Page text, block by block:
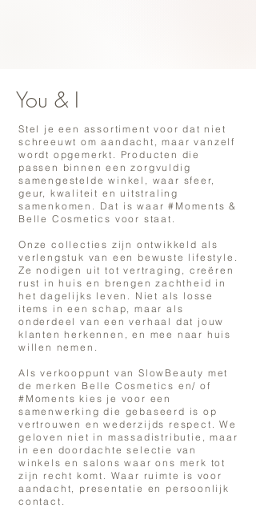
You & I
Stel je een assortiment voor dat niet
schreeuwt om aandacht, maar vanzelf
wordt opgemerkt. Producten die
passen binnen een zorgvuldig
samengestelde winkel, waar sfeer,
geur, kwaliteit en uitstraling
samenkomen. Dat is waar #Moments &
Belle Cosmetics voor staat.
Onze collecties zijn ontwikkeld als
verlengstuk van een bewuste lifestyle.
Ze nodigen uit tot vertraging, creëren
rust in huis en brengen zachtheid in
het dagelijks leven. Niet als losse
items in een schap, maar als
onderdeel van een verhaal dat jouw
klanten herkennen, en mee naar huis
willen nemen.
Als verkooppunt van SlowBeauty met
de merken Belle Cosmetics en/ of
#Moments kies je voor een
samenwerking die gebaseerd is op
vertrouwen en wederzijds respect. We
geloven niet in massadistributie, maar
in een doordachte selectie van
winkels en salons waar ons merk tot
zijn recht komt. Waar ruimte is voor
aandacht, presentatie en persoonlijk
contact.